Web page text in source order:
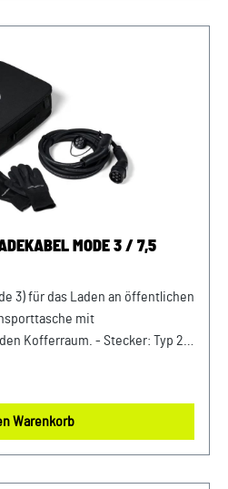
MODE 3 / 7,5
3) für das Laden an öffentlichen
mit
Kofferraum. - Stecker: Typ 2-
bis zu 20 A
Zentrum
184030 ErgoldingUSt.-IdNr.:
Warenkorb